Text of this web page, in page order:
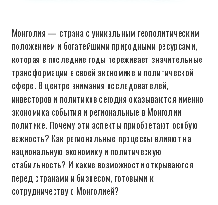
Монголия — страна с уникальным геополитическим
положением и богатейшими природными ресурсами,
которая в последние годы переживает значительные
трансформации в своей экономике и политической
сфере. В центре внимания исследователей,
инвесторов и политиков сегодня оказываются именно
экономика события и региональные в Монголии
политике. Почему эти аспекты приобретают особую
важность? Как региональные процессы влияют на
национальную экономику и политическую
стабильность? И какие возможности открываются
перед странами и бизнесом, готовыми к
сотрудничеству с Монголией?